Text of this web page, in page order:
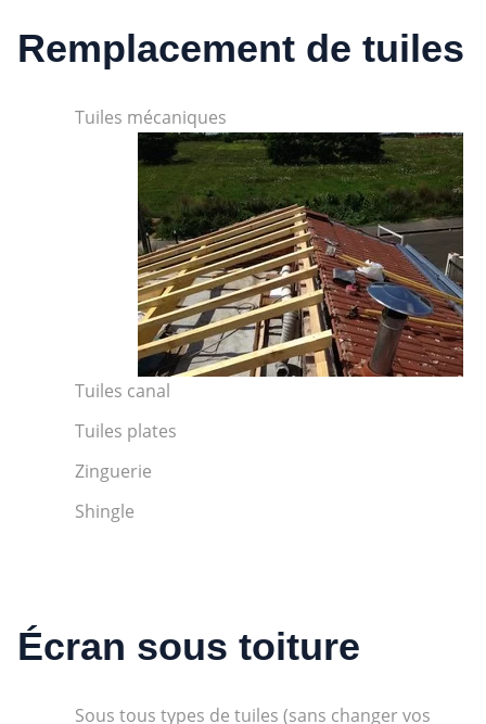
Remplacement de tuiles
Tuiles mécaniques
Tuiles canal
Tuiles plates
Zinguerie
Shingle
Écran sous toiture
Sous tous types de tuiles (sans changer vos